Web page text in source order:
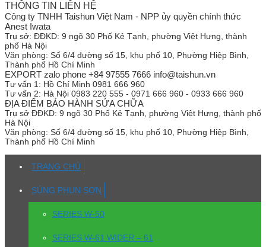
THÔNG TIN LIÊN HỆ
Công ty TNHH Taishun Việt Nam - NPP ủy quyền chính thức
Anest Iwata
Trụ sở: ĐĐKD: 9 ngõ 30 Phố Kẻ Tạnh, phường Việt Hưng, thành
phố Hà Nội
Văn phòng: Số 6/4 đường số 15, khu phố 10, Phường Hiệp Bình,
Thành phố Hồ Chí Minh
EXPORT zalo phone +84 97555 7666 info@taishun.vn
Tư vấn 1: Hồ Chí Minh 0981 666 960
Tư vấn 2: Hà Nội 0983 220 555 - 0971 666 960 - 0933 666 960
ĐỊA ĐIỂM BẢO HÀNH SỬA CHỮA
Trụ sở ĐĐKD: 9 ngõ 30 Phố Kẻ Tạnh, phường Việt Hưng, thành phố
Hà Nội
Văn phòng: Số 6/4 đường số 15, khu phố 10, Phường Hiệp Bình,
Thành phố Hồ Chí Minh
TRANG CHỦ
SÚNG PHUN SƠN
SERIES W-50
SERIES W-61 WIDER – 61